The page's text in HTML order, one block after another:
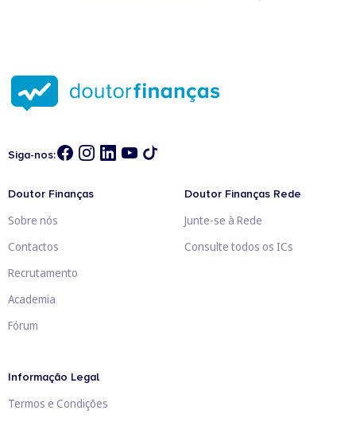
Siga-nos:
Doutor Finanças
Sobre nós
Contactos
Recrutamento
Academia
Fórum
Doutor Finanças Rede
Junte-se à Rede
Consulte todos os ICs
Informação Legal
Termos e Condições